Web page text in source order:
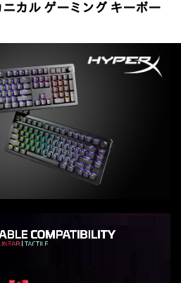
カル ゲーミング キーボー